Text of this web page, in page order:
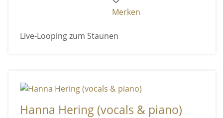
Merken
Live-Looping zum Staunen
Hanna Hering (vocals & piano)